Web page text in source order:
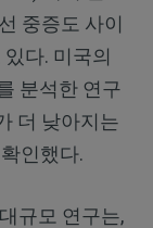
중증도 사이
다. 미국의
분석한 연구
더 낮아지는
인했다.
규모 연구는,